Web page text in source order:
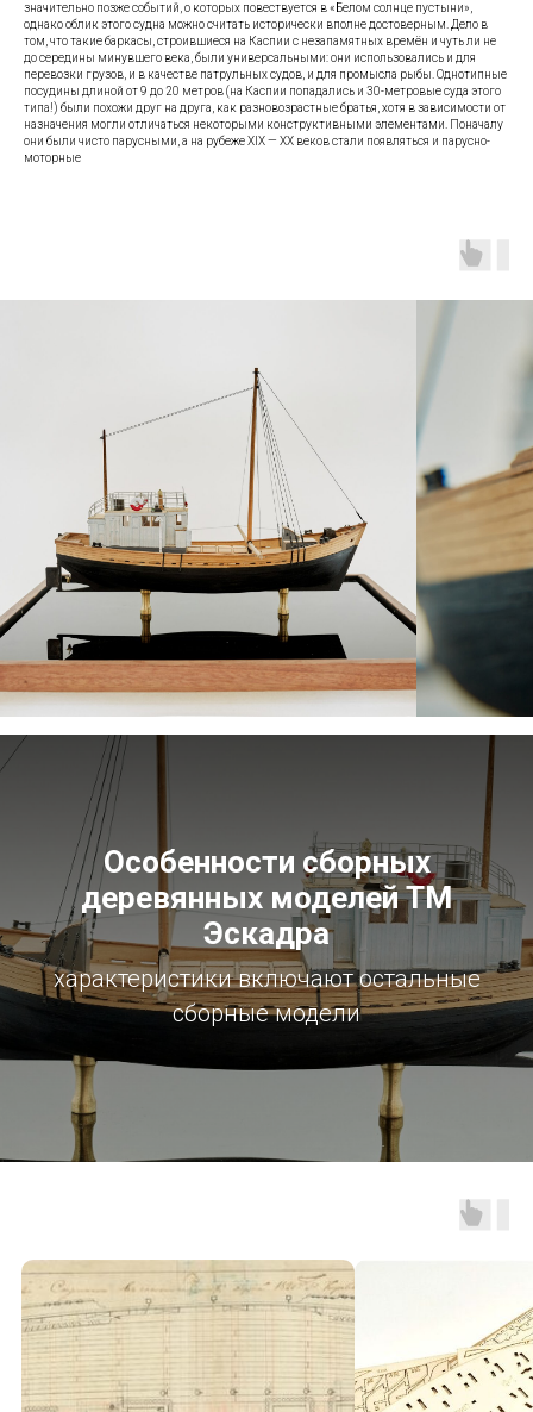
значительно позже событий, о которых повествуется в «Белом солнце пустыни»,
однако облик этого судна можно считать исторически вполне достоверным. Дело в
том, что такие баркасы, строившиеся на Каспии с незапамятных времён и чуть ли не
до середины минувшего века, были универсальными: они использовались и для
перевозки грузов, и в качестве патрульных судов, и для промысла рыбы. Однотипные
посудины длиной от 9 до 20 метров (на Каспии попадались и 30-метровые суда этого
типа!) были похожи друг на друга, как разновозрастные братья, хотя в зависимости от
назначения могли отличаться некоторыми конструктивными элементами. Поначалу
они были чисто парусными, а на рубеже XIX — XX веков стали появляться и парусно-
моторные
Особенности сборных
деревянных моделей ТМ
Эскадра
характеристики включают остальные
сборные модели